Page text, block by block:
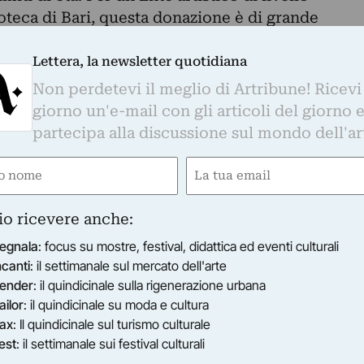
di Bari, questa donazione è di grande
in modo significativo la collezione di
contemporanei italiani con sei incisioni di un
Paladino.
con la Pinacoteca di Bari, come si
la mostra “Paladino. La scultura” (2012), ed è
nel bastione di Santa Scolastica” (2016),
Xi’An” (2017). Negli anni più recenti il Di
di particolare significato. Ha iniziato nel
importanti opere grafiche al Museo di Palazzo
gli e stata dedicata una sala a Palazzo
la sua donazione
italiani e stranieri e 150 libri d’arte. Nel 2017
Biblioteca annessa alla Pinacoteca di Bari e,
100 disegni storici alla Fondazione Giorgio
Lettera, la newsletter quotidiana
Non perdetevi il meglio di Artribune!
giorno un'e-mail con gli articoli del giorno
partecipa alla discussione sul mondo
Email
ricevere anche:
: focus su mostre, festival, didattica ed eventi culturali
: il settimanale sul mercato dell'arte
: il quindicinale sulla rigenerazione urbana
: il quindicinale su moda e cultura
: Il quindicinale sul turismo culturale
: il settimanale sui festival culturali